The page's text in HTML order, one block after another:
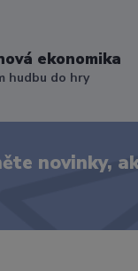
ekonomika
hudbu do hry
novinky,